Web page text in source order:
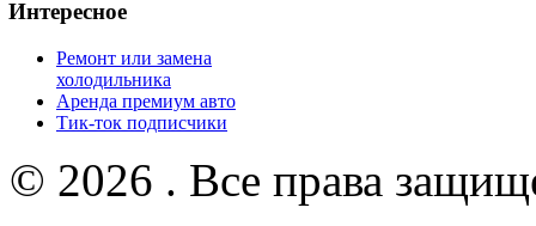
Интересное
Ремонт или замена
холодильника
Аренда премиум авто
Тик-ток подписчики
© 2026 . Все права